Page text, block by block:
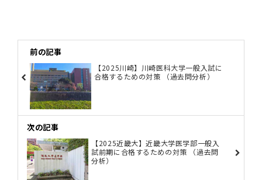
前の記事
【2025川崎】川崎医科大学一般入試に
合格するための対策 （過去問分析）
次の記事
【2025近畿大】近畿大学医学部一般入
試前期に合格するための対策 （過去問
分析）